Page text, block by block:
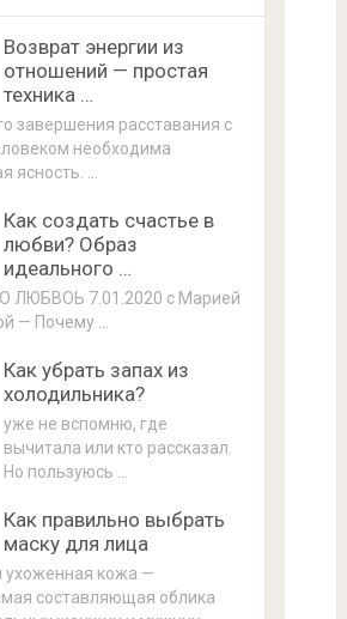
Возврат энергии из
отношений — простая
техника …
завершения расставания с
необходима
ясность. …
Как создать счастье в
любви? Образ
идеального …
ЛЮБВОЬ 7.01.2020 с Марией
— Почему …
Как убрать запах из
холодильника?
уже не вспомню, где
вычитала или кто рассказал.
Но пользуюсь …
Как правильно выбрать
маску для лица
ухоженная кожа —
составляющая облика